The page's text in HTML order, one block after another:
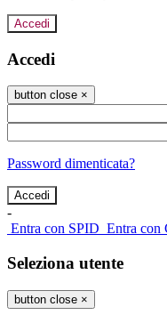
Accedi
Accedi
button close ×
Password dimenticata?
-
Entra con SPID Entra con
Seleziona utente
button close ×